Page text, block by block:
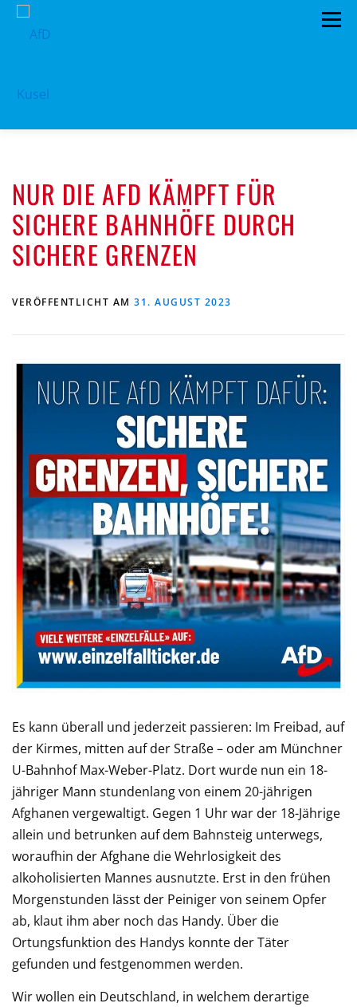
Zum
Inhalt
Menü
PROGRAMM KONTAKT
MITGLIED WERDEN SPENDEN IMPRESSUM
NUR DIE AFD KÄMPFT FÜR
SICHERE BAHNHÖFE DURCH
SICHERE GRENZEN
VERÖFFENTLICHT AM 31. AUGUST 2023
Es kann überall und jederzeit passieren: Im Freibad, auf
der Kirmes, mitten auf der Straße – oder am Münchner
U-Bahnhof Max-Weber-Platz. Dort wurde nun ein 18-
jähriger Mann stundenlang von einem 20-jährigen
Afghanen vergewaltigt. Gegen 1 Uhr war der 18-Jährige
allein und betrunken auf dem Bahnsteig unterwegs,
woraufhin der Afghane die Wehrlosigkeit des
alkoholisierten Mannes ausnutzte. Erst in den frühen
Morgenstunden lässt der Peiniger von seinem Opfer
ab, klaut ihm aber noch das Handy. Über die
Ortungsfunktion des Handys konnte der Täter
gefunden und festgenommen werden.
Wir wollen ein Deutschland, in welchem derartige